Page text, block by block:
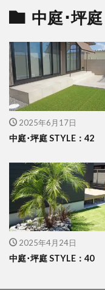
中庭･坪庭
2025年6月17日
中庭･坪庭 STYLE：42
2025年4月24日
中庭･坪庭 STYLE：40
YKK リレーリア
YKK ルシアスフ
YKK ルシアスポ
アドヴァン オーシ
イナバ物置 ガレ
イナバ物置 タイ
イナバ物置 ダスト
イナバ物置 ネクス
イナバ物置 フォ
イナバ物置 自転
エクスタイル アー
エクスタイル ア
エレント パークス
オオムラ ジェラシ